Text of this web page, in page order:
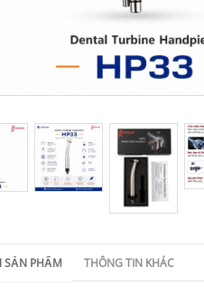
SẢN PHẨM THÔNG TIN KHÁC